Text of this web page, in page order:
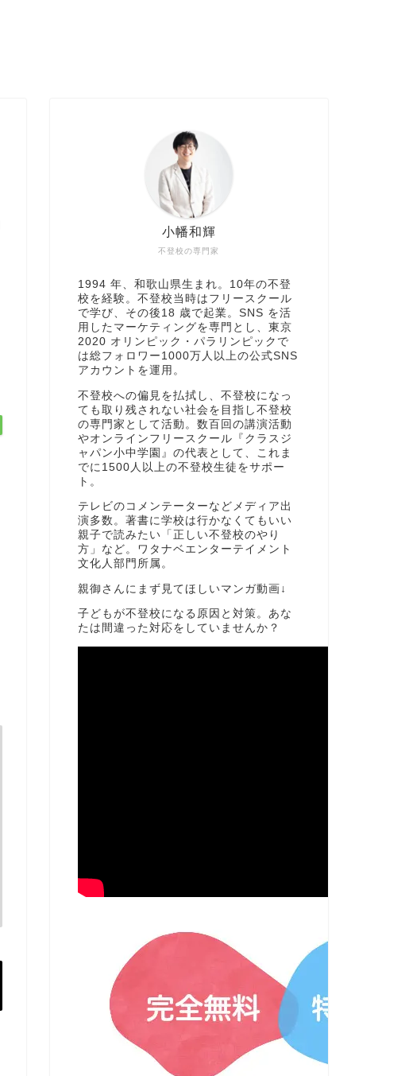
不登校の専門家
小幡和輝
1994 年、和歌山県生まれ。10年の不登
校を経験。不登校当時はフリースクール
で学び、その後18 歳で起業。SNS を活
用したマーケティングを専門とし、東京
2020 オリンピック・パラリンピックで
は総フォロワー1000万人以上の公式SNS
アカウントを運用。
不登校への偏見を払拭し、不登校になっ
ても取り残されない社会を目指し不登校
の専門家として活動。数百回の講演活動
やオンラインフリースクール『クラスジ
ャパン小中学園』の代表として、これま
でに1500人以上の不登校生徒をサポー
ト。
テレビのコメンテーターなどメディア出
演多数。著書に学校は行かなくてもいい
親子で読みたい「正しい不登校のやり
方」など。ワタナベエンターテイメント
文化人部門所属。
親御さんにまず見てほしいマンガ動画↓
子どもが不登校になる原因と対策。あな
たは間違った対応をしていませんか？